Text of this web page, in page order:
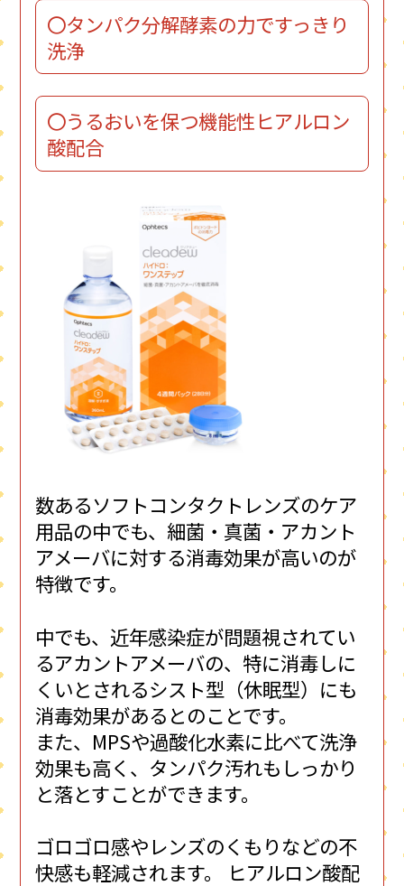
〇タンパク分解酵素の力ですっきり
洗浄
〇うるおいを保つ機能性ヒアルロン
酸配合
数あるソフトコンタクトレンズのケア
用品の中でも、細菌・真菌・アカント
アメーバに対する消毒効果が高いのが
特徴です。
中でも、近年感染症が問題視されてい
るアカントアメーバの、特に消毒しに
くいとされるシスト型（休眠型）にも
消毒効果があるとのことです。
また、MPSや過酸化水素に比べて洗浄
効果も高く、タンパク汚れもしっかり
と落とすことができます。
ゴロゴロ感やレンズのくもりなどの不
快感も軽減されます。 ヒアルロン酸配